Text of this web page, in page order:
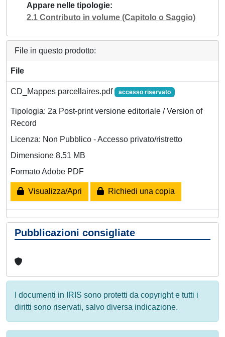
Appare nelle tipologie
2.1 Contributo in volume (Capitolo o Saggio)
File in questo prodotto:
File
CD_Mappes parcellaires.pdf accesso riservato
Tipologia: 2a Post-print versione editoriale / Version of
Record
Licenza: Non Pubblico - Accesso privato/ristretto
Dimensione 8.51 MB
Formato Adobe PDF
Visualizza/Apri Richiedi una copia
Pubblicazioni consigliate
I documenti in IRIS sono protetti da copyright e tutti i
diritti sono riservati, salvo diversa indicazione.